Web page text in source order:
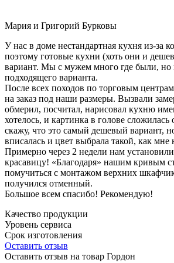
Мария и Григорий Бурковы
У нас в доме нестандартная кухня из-за
поэтому готовые кухни (хоть они и
вариант. Мы с мужем много где были, но
подходящего варианта.
После всех походов по торговым
на заказ под наши размеры. Вызвали
обмерил, посчитал, нарисовал кухню
хотелось, и картинка в голове сложилась
скажу, что это самый дешевый вариант,
вписалась и цвет выбрала такой, как мне
Примерно через 2 недели нам
красавицу! «Благодаря» нашим кривым
помучиться с монтажом верхних
получился отменный.
Большое всем спасибо! Рекомендую!
Качество продукции
Уровень сервиса
Срок изготовления
Оставить отзыв
Оставить отзыв на товар Гордон